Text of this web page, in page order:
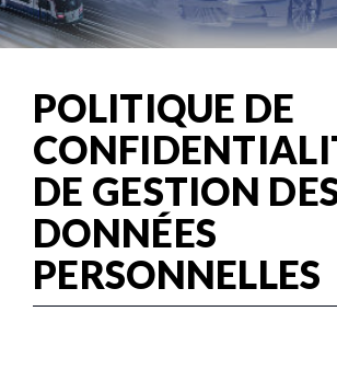
POLITIQUE DE
DE GESTION
DONNÉES
PERSONNELLES